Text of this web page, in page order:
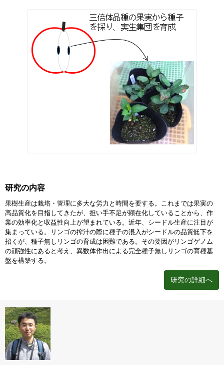
研究の内容
果樹生産は栽培・管理に多大な労力と時間を要する。これまでは果実の
高品質化を目指してきたが、担い手不足が顕在化していることから、作
業の効率化と収益性向上が望まれている。近年、シードル生産に注目が
集まっている。リンゴの搾汁の際に種子の混入がシードルの品質低下を
招くが、種子無しリンゴの育成は困難である。その要因がリンゴゲノム
の頑強性にあると考え、異数体作出による完全種子無しリンゴの育種基
盤を構築する。
研究の詳細へ